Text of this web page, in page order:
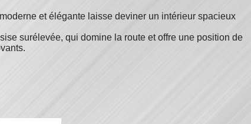
et élégante laisse deviner un intérieur spacieux
surélevée, qui domine la route et offre une position de